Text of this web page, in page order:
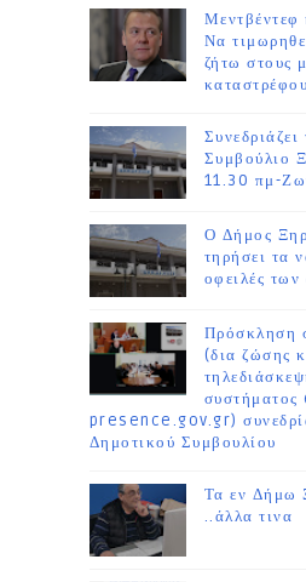
Να
ζήτω στους
Συμβούλιο
11.30 πμ-
Ο Δήμος
τηρήσει τα
οφειλές των
Πρόσκληση
(δια ζώσης
συστήματος
presence.gov.gr)
Δημοτικού Συμβουλίου
Τα εν Δήμω
..άλλα τινα